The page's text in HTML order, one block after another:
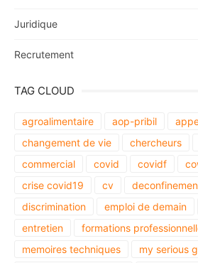
Juridique
Recrutement
TAG CLOUD
agroalimentaire aop-pribil
changement de vie
chercheurs
commercial
covid covidf
crise covid19
cv
discrimination
emploi de demain
entretien
formations
memoires techniques
my serious